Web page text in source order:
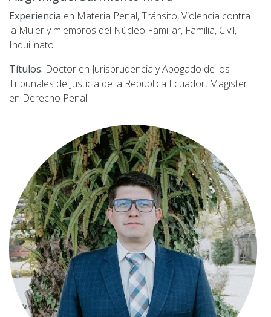
Experiencia en Materia Penal, Tránsito, Violencia contra
la Mujer y miembros del Núcleo Familiar, Familia, Civil,
Inquilinato.
Títulos: Doctor en Jurisprudencia y Abogado de los
Tribunales de Justicia de la Republica Ecuador, Magister
en Derecho Penal.